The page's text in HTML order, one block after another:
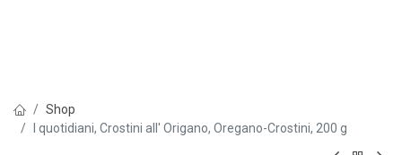
Shop
I quotidiani, Crostini all' Origano, Oregano-Crostini, 200 g